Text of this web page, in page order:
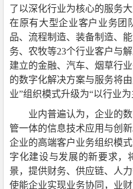
了以深化行业为核心的服务
在原有大型企业客户业务团
品、流程制造、装备制造、
务、农牧等23个行业客户与
建立的金融、汽车、烟草行
的数字化解决方案与服务将
业”组织模式升级为“以行业
业内普遍认为，企业的
管一体的信息技术应用与创
企业的高端客户业务组织模
字化建设与发展的新要求，
景，提供财务、供应链、人
使能企业实现业务协同，业